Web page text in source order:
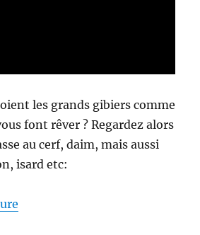
les grands gibiers comme
font rêver ? Regardez alors
au cerf, daim, mais aussi
isard etc: